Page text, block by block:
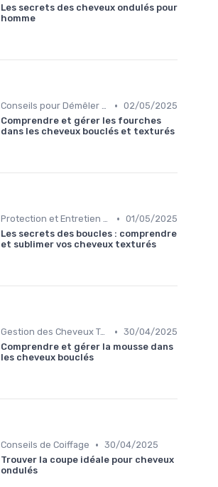
Les secrets des cheveux ondulés pour
homme
Conseils pour Démêler et Réduire les Cassures • 02/05/2025
Comprendre et gérer les fourches
dans les cheveux bouclés et texturés
Protection et Entretien des Boucles • 01/05/2025
Les secrets des boucles : comprendre
et sublimer vos cheveux texturés
Gestion des Cheveux Texturés au Quotidien • 30/04/2025
Comprendre et gérer la mousse dans
les cheveux bouclés
Conseils de Coiffage • 30/04/2025
Trouver la coupe idéale pour cheveux
ondulés